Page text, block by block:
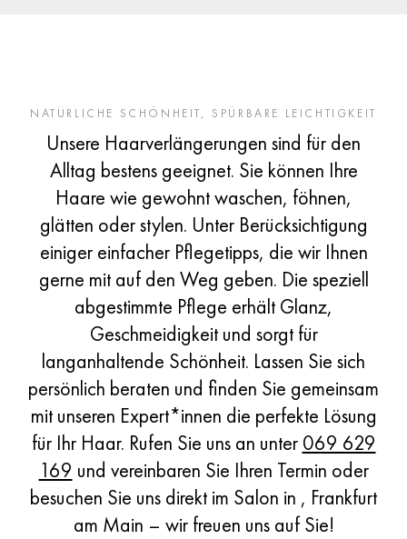
Ihr perfektes Haar –
natürlich, voll,
wunderschön.
Kontakt aufnehmen
NATÜRLICHE SCHÖNHEIT, SPÜRBARE LEICHTIGKEIT
Unsere Haarverlängerungen sind für den
Alltag bestens geeignet. Sie können Ihre
Haare wie gewohnt waschen, föhnen,
glätten oder stylen. Unter Berücksichtigung
einiger einfacher Pflegetipps, die wir Ihnen
gerne mit auf den Weg geben. Die speziell
abgestimmte Pflege erhält Glanz,
Geschmeidigkeit und sorgt für
langanhaltende Schönheit. Lassen Sie sich
persönlich beraten und finden Sie gemeinsam
mit unseren Expert*innen die perfekte Lösung
für Ihr Haar. Rufen Sie uns an unter 069 629
169 und vereinbaren Sie Ihren Termin oder
besuchen Sie uns direkt im Salon in , Frankfurt
am Main – wir freuen uns auf Sie!